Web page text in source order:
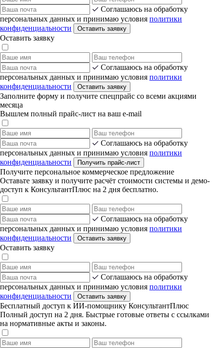
Соглашаюсь на обработку
персональных данных и принимаю условия политики
конфиденциальности
Оставить заявку
Оставить заявку
Соглашаюсь на обработку
персональных данных и принимаю условия политики
конфиденциальности
Оставить заявку
Заполните форму и получите спецпрайс со всеми акциями
месяца
Вышлем полный прайс-лист на ваш e-mail
Соглашаюсь на обработку
персональных данных и принимаю условия политики
конфиденциальности
Получить прайс-лист
Получите персональное коммерческое предложение
Оставьте заявку и получите расчёт стоимости системы и демо-
доступ к КонсультантПлюс на 2 дня бесплатно.
Соглашаюсь на обработку
персональных данных и принимаю условия политики
конфиденциальности
Оставить заявку
Оставить заявку
Соглашаюсь на обработку
персональных данных и принимаю условия политики
конфиденциальности
Оставить заявку
Бесплатный доступ к ИИ-помощнику КонсультантПлюс
Полный доступ на 2 дня. Быстрые готовые ответы с ссылками
на нормативные акты и законы.